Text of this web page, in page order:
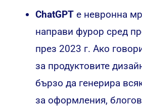
ChatGPT е невронна
направи фурор сред
през 2023 г. Ако
за продуктовите
бързо да генерира
за оформления,